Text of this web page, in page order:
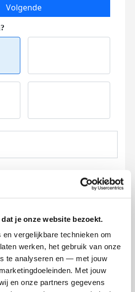
je onze website bezoekt.
vergelijkbare technieken om
werken, het gebruik van onze
te analyseren en — met jouw
Met jouw
en onze partners gegevens
Volgende
aan de transactiekosten
Doneer nu